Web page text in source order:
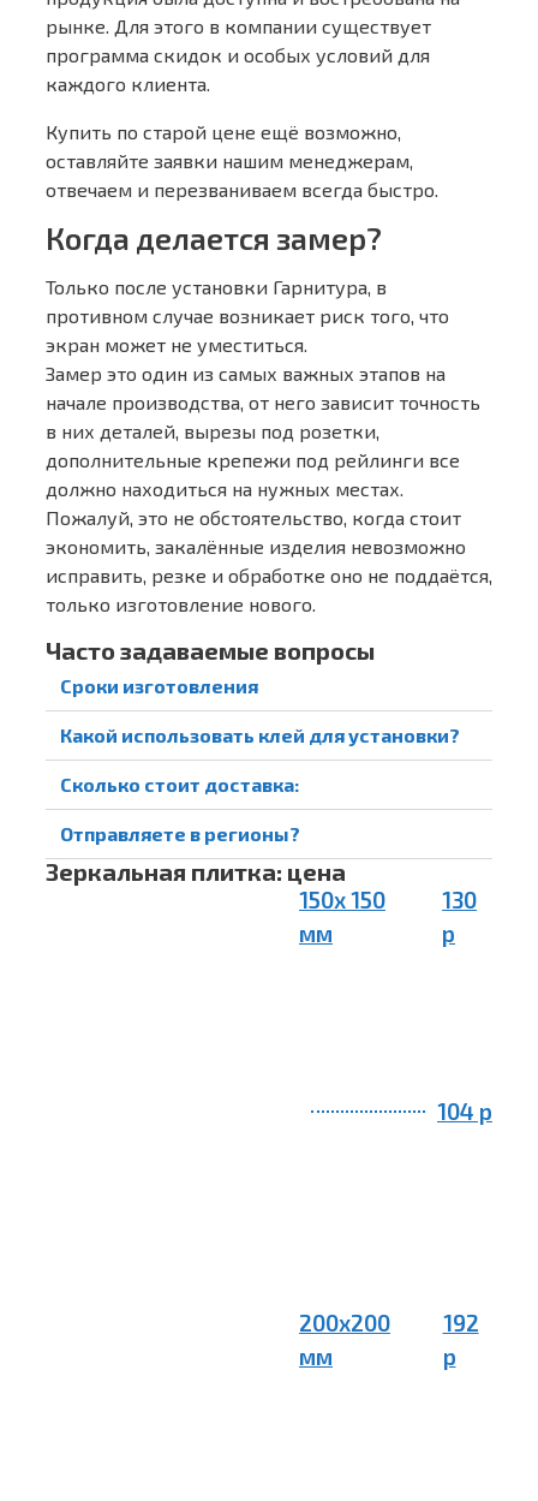
рынке. Для этого в компании существует
программа скидок и особых условий для
каждого клиента.
Купить по старой цене ещё возможно,
оставляйте заявки нашим менеджерам,
отвечаем и перезваниваем всегда быстро.
Когда делается замер?
Только после установки Гарнитура, в
противном случае возникает риск того, что
экран может не уместиться.
Замер это один из самых важных этапов на
начале производства, от него зависит точность
в них деталей, вырезы под розетки,
дополнительные крепежи под рейлинги все
должно находиться на нужных местах.
Пожалуй, это не обстоятельство, когда стоит
экономить, закалённые изделия невозможно
исправить, резке и обработке оно не поддаётся,
только изготовление нового.
Часто задаваемые вопросы
Сроки изготовления
Какой использовать клей для установки?
Сколько стоит доставка:
Отправляете в регионы?
Зеркальная плитка: цена
150х 150
мм
130
р
104 р
200х200
мм
192
р